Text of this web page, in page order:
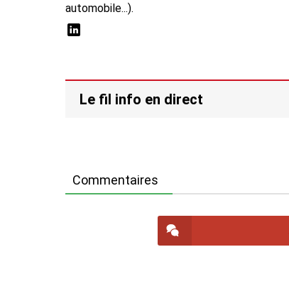
automobile...).
Le fil info en direct
Commentaires